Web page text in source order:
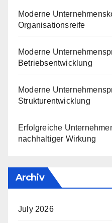
Moderne
Organisationsreife
Moderne
Betriebsentwicklung
Moderne
Strukturentwicklung
Erfolgreiche
nachhaltiger Wirkung
Archiv
July 2026